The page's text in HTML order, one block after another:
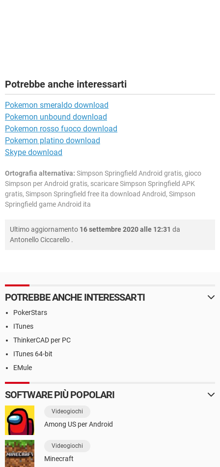
Potrebbe anche interessarti
Pokemon smeraldo download
Pokemon unbound download
Pokemon rosso fuoco download
Pokemon platino download
Skype download
Ortografia alternativa: Simpson Springfield Android gratis, gioco
Simpson per Android gratis, scaricare Simpson Springfield APK
gratis, Simpson Springfield free ita download Android, Simpson
Springfield game Android ita
Ultimo aggiornamento 16 settembre 2020 alle 12:31 da
Antonello Ciccarello .
POTREBBE ANCHE INTERESSARTI
PokerStars
ITunes
ThinkerCAD per PC
ITunes 64-bit
EMule
SOFTWARE PIÙ POPOLARI
Videogiochi
Among US per Android
Videogiochi
Minecraft